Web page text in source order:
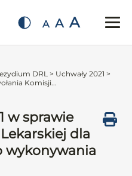
A A A
DRL > Uchwały 2021 >
Komisji...
w sprawie
dla
wykonywania